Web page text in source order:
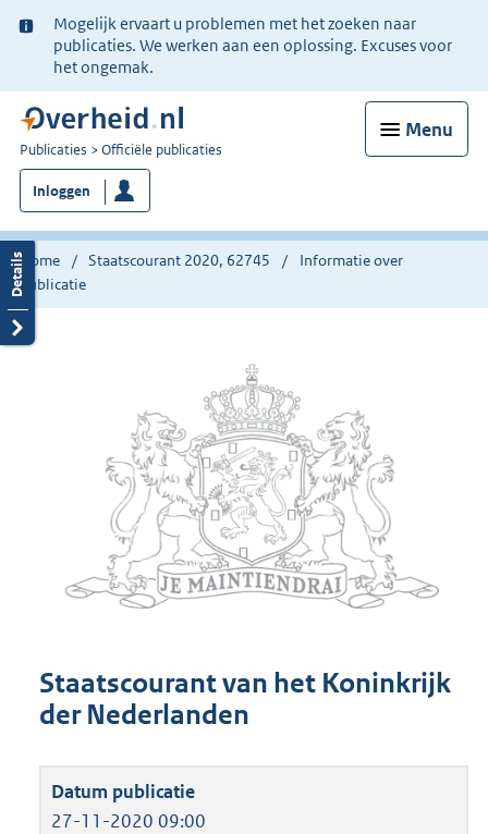
Ter
informatie:
Mogelijk ervaart u problemen met het zoeken naar
publicaties. We werken aan een oplossing. Excuses voor
het ongemak.
Menu
U
bent
nu
hier:
Publicaties Officiële publicaties
Inloggen
Home Staatscourant 2020, 62745
Informatie over
publicatie
Staatscourant van het Koninkrijk
der Nederlanden
27-11-2020 09:00